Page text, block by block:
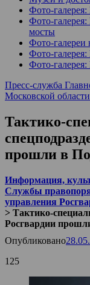
Фото-
Фото-
мосты
Фото-галереи
Фото-
Фото-галерея:
Пресс-служба
Московской
Тактико-
прошли в
Информация,
Службы
управления
> Тактико-
Росгвардии
Опубликовано
125